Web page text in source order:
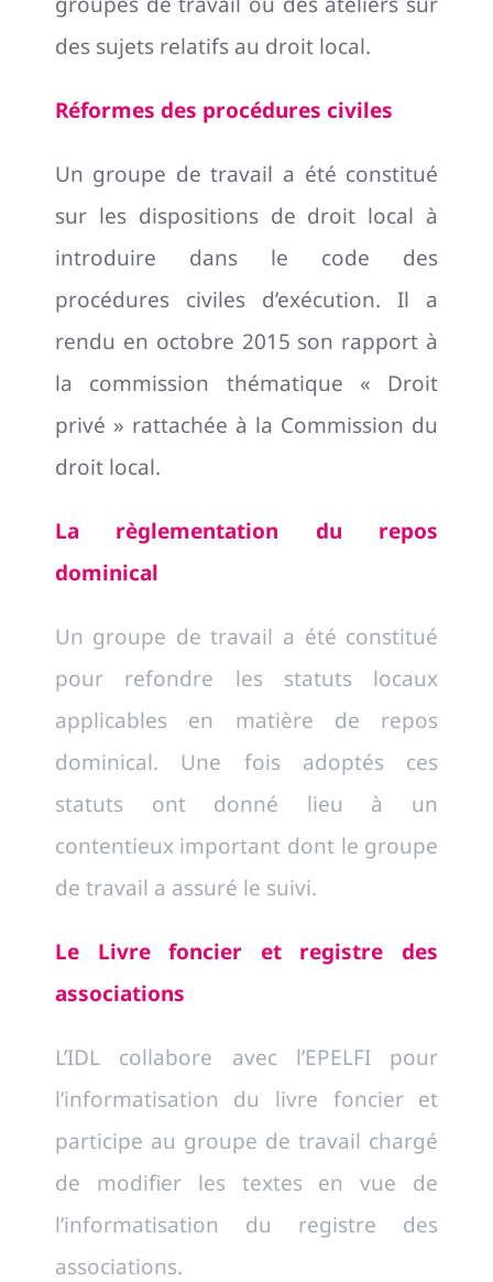
des sujets relatifs au droit local.
Réformes des procédures civiles
Un groupe de travail a été constitué
sur les dispositions de droit local à
introduire dans le code des
procédures civiles d’exécution. Il a
rendu en octobre 2015 son rapport à
la commission thématique « Droit
privé » rattachée à la Commission du
droit local.
La règlementation du repos
dominical
Un groupe de travail a été constitué
pour refondre les statuts locaux
applicables en matière de repos
dominical. Une fois adoptés ces
statuts ont donné lieu à un
contentieux important dont le groupe
de travail a assuré le suivi.
Le Livre foncier et registre des
associations
L’IDL collabore avec l’EPELFI pour
l’informatisation du livre foncier et
participe au groupe de travail chargé
de modifier les textes en vue de
l’informatisation du registre des
associations.